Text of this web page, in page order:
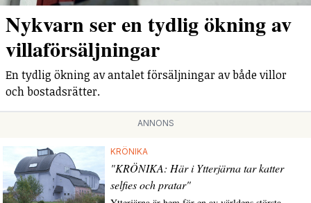
Nykvarn ser en tydlig ökning av
villaförsäljningar
En tydlig ökning av antalet försäljningar av både villor
och bostadsrätter.
ANNONS
KRÖNIKA
"KRÖNIKA: Här i Ytterjärna tar katter
selfies och pratar"